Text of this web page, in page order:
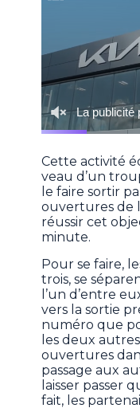
Cette activité
veau d’un
le faire sortir
ouvertures de
réussir cet
minute.
Pour se faire,
trois, se
l’un d’entre
vers la sortie
numéro que
les deux
ouvertures
passage aux
laisser passer
fait, les